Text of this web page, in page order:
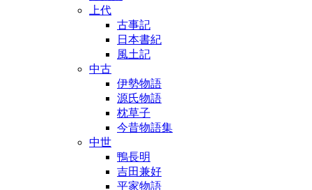
上代
古事記
日本書紀
風土記
中古
伊勢物語
源氏物語
枕草子
今昔物語集
中世
鴨長明
吉田兼好
平家物語